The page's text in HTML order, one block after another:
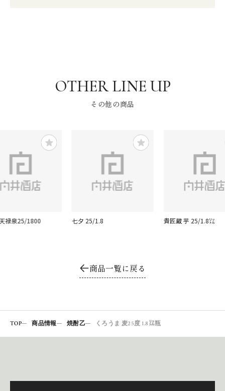
その他の商品
禄泉25/1800 七夕 25/1.8 貴匠蔵 芋 25/1.8㍑
商品一覧に戻る
TOP 商品情報 焼酎乙 くろうま 麦25度 1.8㍑瓶